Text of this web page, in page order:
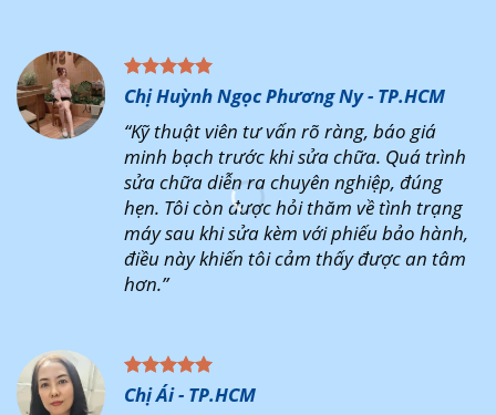
Chị Huỳnh Ngọc Phương Ny - TP.HCM
“Kỹ thuật viên tư vấn rõ ràng, báo giá
minh bạch trước khi sửa chữa. Quá trình
sửa chữa diễn ra chuyên nghiệp, đúng
hẹn. Tôi còn được hỏi thăm về tình trạng
máy sau khi sửa kèm với phiếu bảo hành,
điều này khiến tôi cảm thấy được an tâm
hơn.”
Chị Ái - TP.HCM